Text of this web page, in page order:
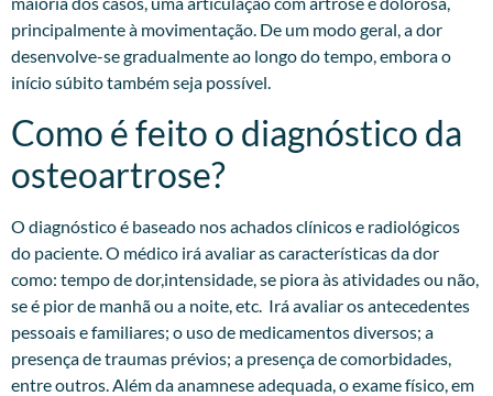
principalmente à movimentação. De um modo geral, a dor
desenvolve-se gradualmente ao longo do tempo, embora o
início súbito também seja possível.
Como é feito o diagnóstico da
osteoartrose?
O diagnóstico é baseado nos achados clínicos e radiológicos
do paciente. O médico irá avaliar as características da dor
como: tempo de dor,intensidade, se piora às atividades ou não,
se é pior de manhã ou a noite, etc. Irá avaliar os antecedentes
pessoais e familiares; o uso de medicamentos diversos; a
presença de traumas prévios; a presença de comorbidades,
entre outros. Além da anamnese adequada, o exame físico, em